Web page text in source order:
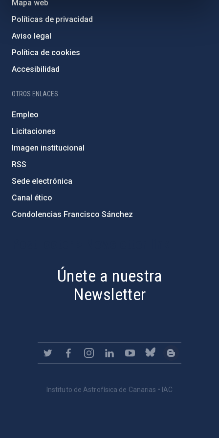
Mapa web
Políticas de privacidad
Aviso legal
Política de cookies
Accesibilidad
OTROS ENLACES
Empleo
Licitaciones
Imagen institucional
RSS
Sede electrónica
Canal ético
Condolencias Francisco Sánchez
Únete a nuestra
Newsletter
Instituto de Astrofísica de Canarias • IAC